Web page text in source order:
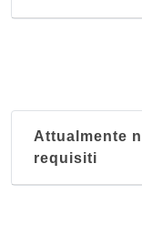
Attualmente
requisiti